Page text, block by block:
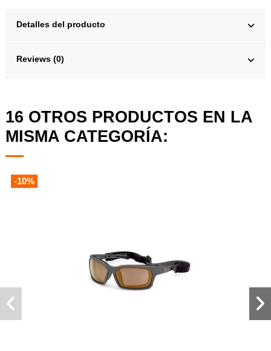
Detalles del producto
Reviews (0)
16 OTROS PRODUCTOS EN LA
MISMA CATEGORÍA:
-10%